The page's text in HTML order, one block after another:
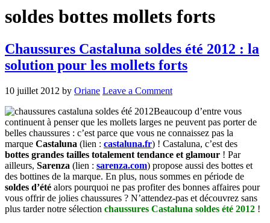
soldes bottes mollets forts
Chaussures Castaluna soldes été 2012 : la
solution pour les mollets forts
10 juillet 2012 by Oriane Leave a Comment
Beaucoup d’entre vous
continuent à penser que les mollets larges ne peuvent pas porter de
belles chaussures : c’est parce que vous ne connaissez pas la
marque Castaluna (lien : castaluna.fr) ! Castaluna, c’est des
bottes grandes tailles totalement tendance et glamour ! Par
ailleurs, Sarenza (lien : sarenza.com) propose aussi des bottes et
des bottines de la marque. En plus, nous sommes en période de
soldes d’été alors pourquoi ne pas profiter des bonnes affaires pour
vous offrir de jolies chaussures ? N’attendez-pas et découvrez sans
plus tarder notre sélection chaussures Castaluna soldes été 2012 !